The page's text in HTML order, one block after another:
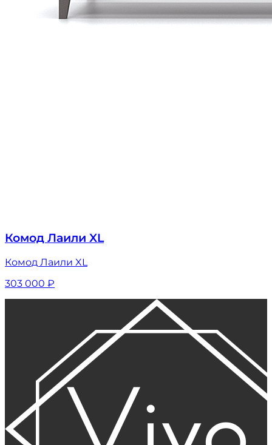
Комод Лаили XL
Комод Лаили XL
303 000 ₽